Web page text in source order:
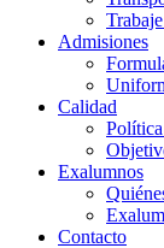
Admisiones
Calidad
Exalumnos
Contacto